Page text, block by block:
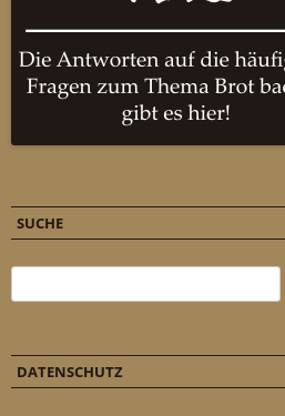
SUCHE
DATENSCHUTZ